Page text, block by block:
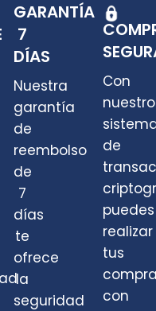
GARANTÍA
7
DÍAS
Nuestra
garantía
de
reembolso
de
7
días
te
ofrece
la
seguridad
Con
nuestro
de
puedes
realizar
tus
con